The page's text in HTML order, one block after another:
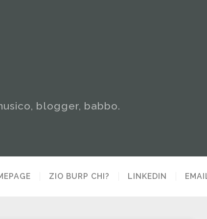
blogger, babbo.
ZIO BURP CHI? LINKEDIN